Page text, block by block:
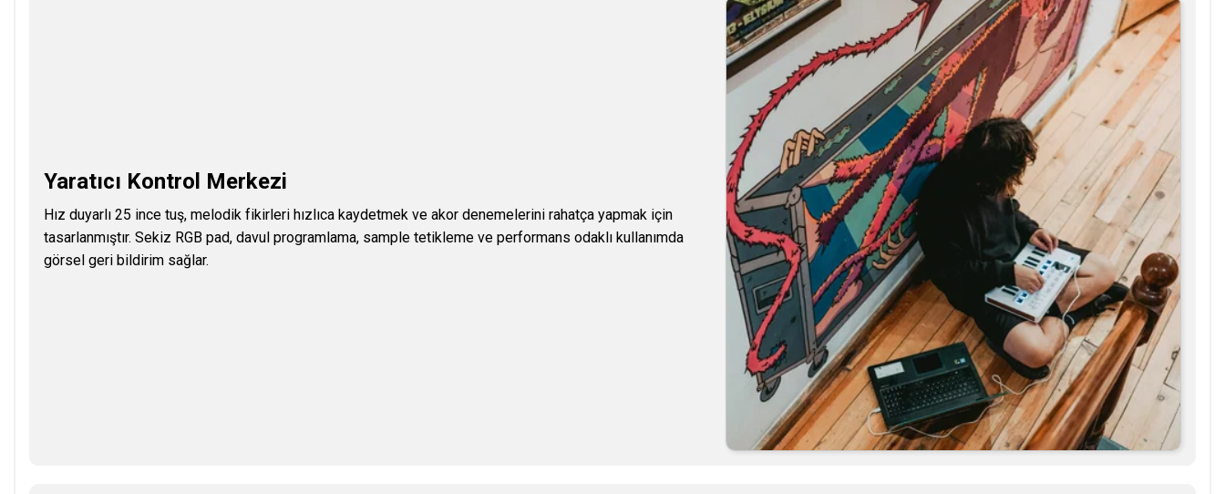
Yaratıcı Kontrol Merkezi
Hız duyarlı 25 ince tuş, melodik fikirleri hızlıca kaydetmek ve akor denemelerini rahatça yapmak için
tasarlanmıştır. Sekiz RGB pad, davul programlama, sample tetikleme ve performans odaklı kullanımda
görsel geri bildirim sağlar.